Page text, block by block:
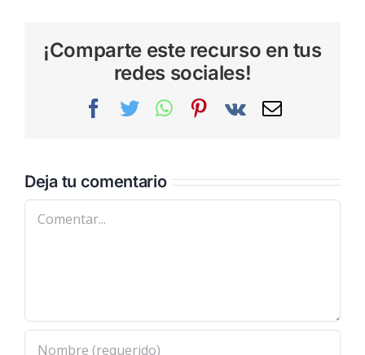
¡Comparte este recurso en tus
redes sociales!
Facebook
TwitterWhatsAppPinterest
Vk
Correo
Deja tu comentario
Comentar